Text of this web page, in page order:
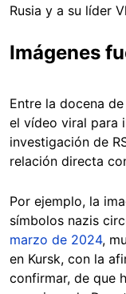
Rusia y a su líder
Imágenes
Entre la docena
el vídeo viral para
investigación de
relación directa
Por ejemplo, la
símbolos nazis
marzo de 2024,
en Kursk, con la
confirmar, de que